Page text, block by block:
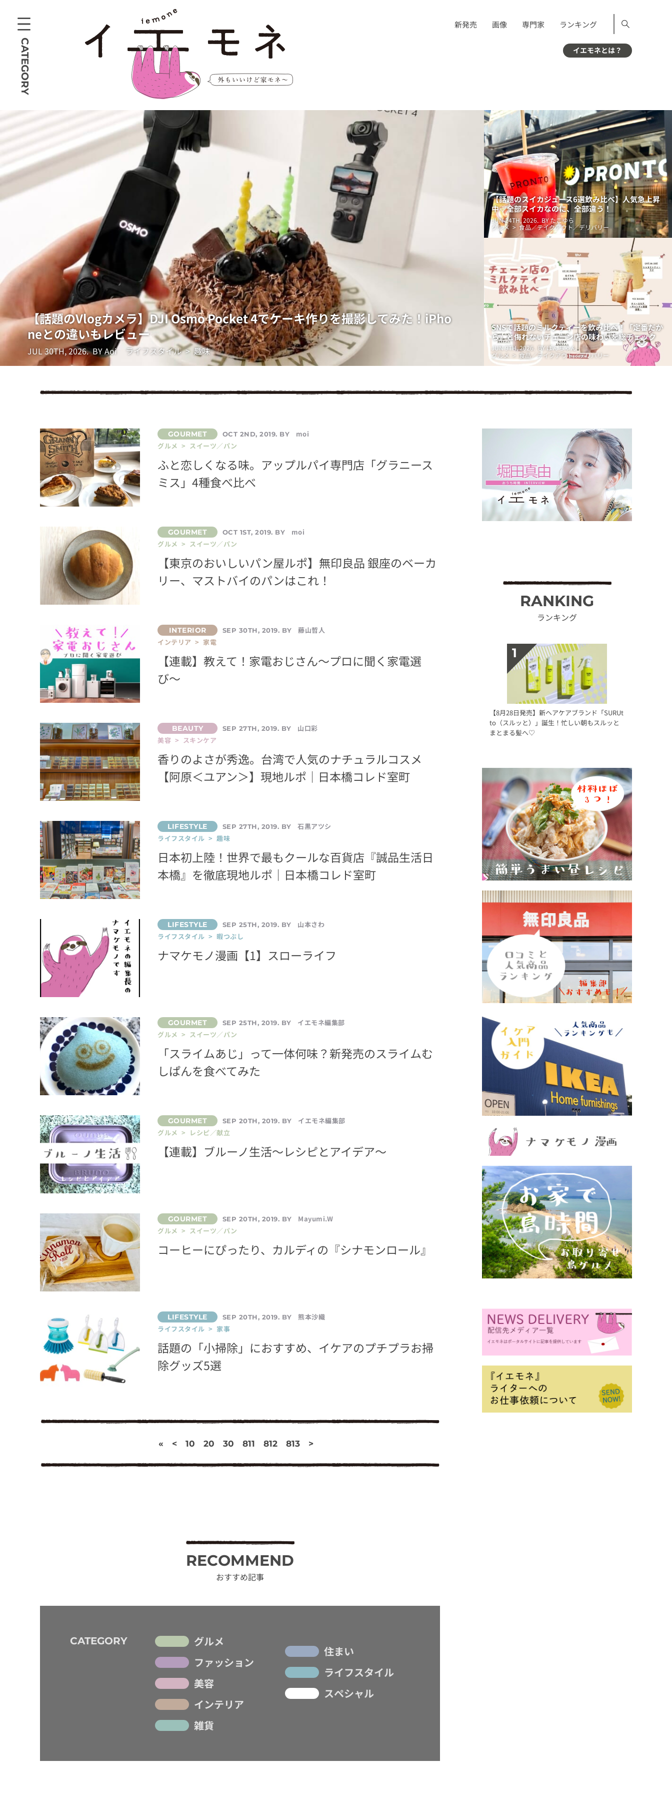
CATEGORY
新発売 画像 専門家 ランキング
イエモネとは？
【話題のVlogカメラ】DJI Osmo Pocket 4でケーキ作りを撮影してみた！iPho
neとの違いもレビュー
JUL 30TH, 2026. BY Aoi ライフスタイル > 趣味
【話題のスイカジュース6選飲み比べ】人気急上昇
中♡全部スイカなのに、全部違う！
JUN 24TH, 2026. BY たこゆら
グルメ > 食品／テイクアウト／デリバリー
SNSで話題のミルクティーを飲み比べ！「定番だか
ら」と侮れないチェーン店の味わいを総チェック
JUN 9TH, 2026. BY ぽんちゃん
グルメ > 食品／テイクアウト／デリバリー
OCT 2ND, 2019. BY
moi
グルメ > スイーツ／パン
ふと恋しくなる味。アップルパイ専門店「グラニース
ミス」4種食べ比べ
OCT 1ST, 2019. BY
moi
グルメ > スイーツ／パン
【東京のおいしいパン屋ルポ】無印良品 銀座のベーカ
リー、マストバイのパンはこれ！
SEP 30TH, 2019. BY
藤山哲人
インテリア > 家電
【連載】教えて！家電おじさん〜プロに聞く家電選
び〜
SEP 27TH, 2019. BY
山口彩
美容 > スキンケア
香りのよさが秀逸。台湾で人気のナチュラルコスメ
【阿原＜ユアン＞】現地ルポ｜日本橋コレド室町
SEP 27TH, 2019. BY
石黒アツシ
ライフスタイル > 趣味
日本初上陸！世界で最もクールな百貨店『誠品生活日
本橋』を徹底現地ルポ｜日本橋コレド室町
SEP 25TH, 2019. BY
山本さわ
ライフスタイル > 暇つぶし
ナマケモノ漫画【1】スローライフ
SEP 25TH, 2019. BY
イエモネ編集部
グルメ > スイーツ／パン
「スライムあじ」って一体何味？新発売のスライムむ
しぱんを食べてみた
SEP 20TH, 2019. BY
イエモネ編集部
グルメ > レシピ／献立
【連載】ブルーノ生活〜レシピとアイデア〜
SEP 20TH, 2019. BY
Mayumi.W
グルメ > スイーツ／パン
コーヒーにぴったり、カルディの『シナモンロール』
SEP 20TH, 2019. BY
熊本沙織
ライフスタイル > 家事
話題の「小掃除」におすすめ、イケアのプチプラお掃
除グッズ5選
« < 10 20 30 811 812 813 >
RECOMMEND
おすすめ記事
CATEGORY
グルメ
ファッション
美容
インテリア
雑貨
住まい
ライフスタイル
スペシャル
RANKING
ランキング
【8月28日発売】新ヘアケアブランド「SURUt
to（スルッと）」誕生！忙しい朝もスルッと
まとまる髪へ♡